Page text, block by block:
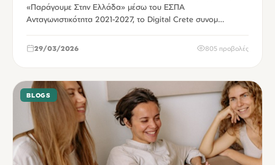
«Παράγουμε Στην Ελλάδα» μέσω του ΕΣΠΑ
Ανταγωνιστικότητα 2021-2027, το Digital Crete συνομ…
29/03/2026 805 προβολές
BLOGS